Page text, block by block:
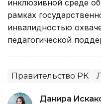
инклюзивной среде
рамках
инвалидностью
педагогической
Правительство РК
Данира